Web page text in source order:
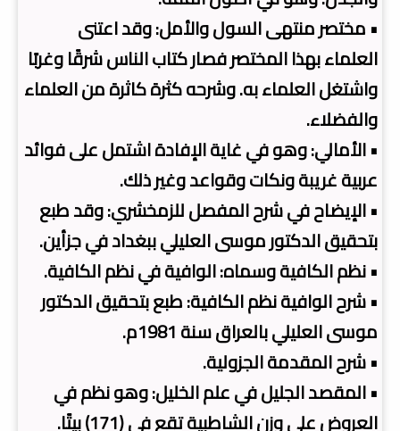
• مختصر منتهى السول والأمل: وقد اعتنى
العلماء بهذا المختصر فصار كتاب الناس شرقًا وغربًا
واشتغل العلماء به. وشرحه كثرة كاثرة من العلماء
والفضلاء.
• الأمالي: وهو في غاية الإفادة اشتمل على فوائد
عربية غريبة ونكات وقواعد وغير ذلك.
• الإيضاح في شرح المفصل للزمخشري: وقد طبع
بتحقيق الدكتور موسى العليلي ببغداد في جزأين.
• نظم الكافية وسماه: الوافية في نظم الكافية.
• شرح الوافية نظم الكافية: طبع بتحقيق الدكتور
موسى العليلي بالعراق سنة 1981م.
• شرح المقدمة الجزولية.
• المقصد الجليل في علم الخليل: وهو نظم في
العروض على وزن الشاطبية تقع في (171) بيتًا.